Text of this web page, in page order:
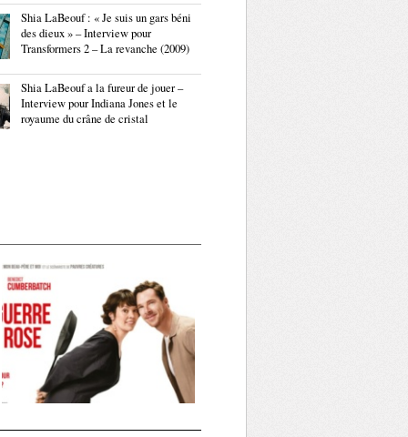
Shia LaBeouf : « Je suis un gars béni
des dieux » – Interview pour
Transformers 2 – La revanche (2009)
Shia LaBeouf a la fureur de jouer –
Interview pour Indiana Jones et le
royaume du crâne de cristal